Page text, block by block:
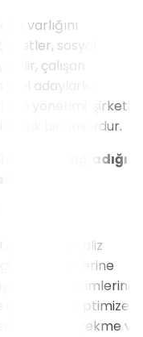
varlığını
sosyal
çalışan
adaylarla
yönetimi, şirketin
kritik bir unsurdur.
Sağladığı
Sorular
analiz
güçlendirmelerine
geri bildirimlerini
ilanlarını optimize
yetenek çekme ve